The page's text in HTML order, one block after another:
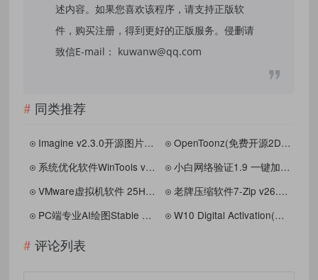
述内容。如果您喜欢该程序，请支持正版软
件，购买注册，得到更好的正版服务。侵删请
致信E-mail： kuwanw@qq.com
同类推荐
Imagine v2.3.0开源图片压缩利器
OpenToonz(免费开源2D动画制作软件)
系统优化软件WinTools v26.0.1注册版
小白网络验证1.9 一键加密EXE支持X32 X64
VMware虚拟机软件 25H2中文精简版
老牌压缩软件7-Zip v26.02修订版
PC端专业AI绘图Stable DiffuSion
W10 Digital Activation(Win10激活工具) v1.5.5.5 汉化绿色版
评论列表